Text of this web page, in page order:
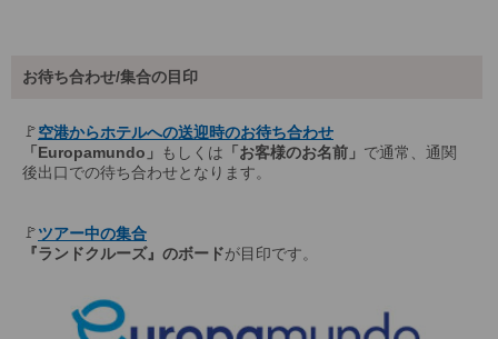
お待ち合わせ/集合の目印
🚩空港からホテルへの送迎時のお待ち合わせ
「Europamundo」 もしくは 「お客様のお名前」 で通常、通関
後出口での待ち合わせとなります。
🚩ツアー中の集合
『ランドクルーズ』のボードが目印です。